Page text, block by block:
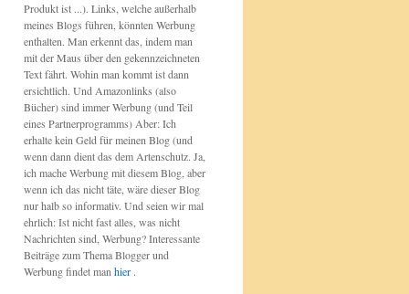
Produkt ist ...). Links, welche außerhalb
meines Blogs führen, könnten Werbung
enthalten. Man erkennt das, indem man
mit der Maus über den gekennzeichneten
Text fährt. Wohin man kommt ist dann
ersichtlich. Und Amazonlinks (also
Bücher) sind immer Werbung (und Teil
eines Partnerprogramms) Aber: Ich
erhalte kein Geld für meinen Blog (und
wenn dann dient das dem Artenschutz. Ja,
ich mache Werbung mit diesem Blog, aber
wenn ich das nicht täte, wäre dieser Blog
nur halb so informativ. Und seien wir mal
ehrlich: Ist nicht fast alles, was nicht
Nachrichten sind, Werbung? Interessante
Beiträge zum Thema Blogger und
Werbung findet man hier .